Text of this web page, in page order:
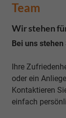
Team
Wir stehen
Bei uns
Ihre
oder ein
Kontaktieren
einfach